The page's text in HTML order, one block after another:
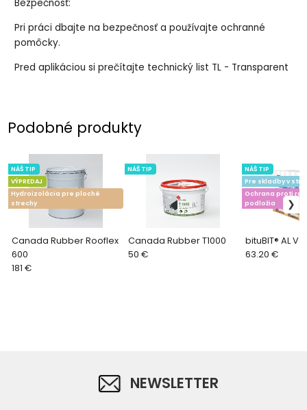
Bezpečnosť:
Pri práci dbajte na bezpečnosť a používajte ochranné
pomôcky.
Pred aplikáciou si prečítajte technický list TL - Transparent
Podobné produkty
Canada Rubber Rooflex
600
NÁŠ TIP
VÝPREDAJ
Hydroizolácia pre ploché
strechy
181 €
Canada Rubber T1000
NÁŠ TIP
50 €
bituBIT® AL V
NÁŠ TIP
Pre skladby v
Ochrana proti
podložia
63.20 €
NEWSLETTER